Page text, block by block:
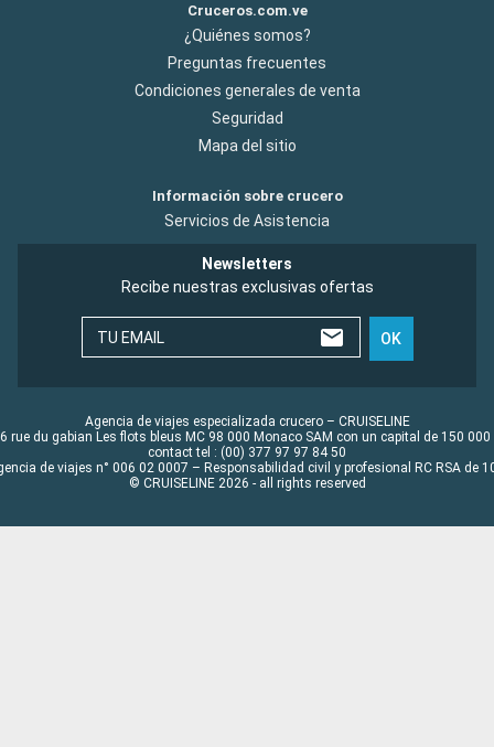
Cruceros.com.ve
¿Quiénes somos?
Preguntas frecuentes
Condiciones generales de venta
Seguridad
Mapa del sitio
Información sobre crucero
Servicios de Asistencia
Newsletters
Recibe nuestras exclusivas ofertas
TU EMAIL OK
Agencia de viajes especializada crucero – CRUISELINE
rue du gabian Les flots bleus MC 98 000 Monaco SAM con un capital de 150 000
contact tel : (00) 377 97 97 84 50
de viajes n° 006 02 0007 – Responsabilidad civil y profesional RC RSA de
© CRUISELINE 2026 - all rights reserved